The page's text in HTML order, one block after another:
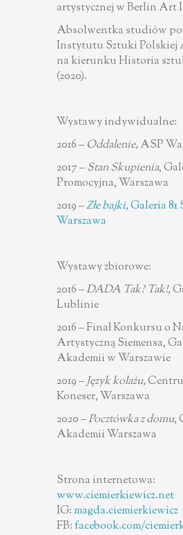
artystycznej w Berlin Art
Absolwentka studiów
Instytutu Sztuki Polskiej
na kierunku Historia
(2020).
Wystawy indywidualne:
2016 – Oddalenie,ASP
2017 –Stan Skupienia,
Promocyjna, Warszawa
2019 –Złe bajki,Galeria
Warszawa
Wystawy zbiorowe:
2016 –DADA Tak? Tak!,
Lublinie
2016 – Finał Konkursu o
Artystyczną Siemensa,
Akademii w Warszawie
2019 –Język kolażu,
Koneser, Warszawa
2020 –Pocztówka z domu,
Akademii Warszawa
Strona internetowa:
www.ciemierkiewicz.net
IG: magda.ciemierkiewicz
FB:facebook.com/